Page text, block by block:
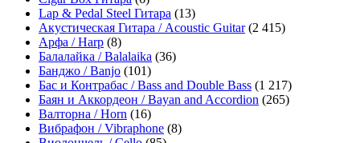
Lap & Pedal Steel Гитара (13)
Акустическая Гитара / Acoustic Guitar(2 415)
Арфа / Harp (8)
Балалайка / Balalaika (36)
Банджо / Banjo (101)
Бас и Контрабас / Bass and Double Bass (1 217)
Баян и Аккордеон / Bayan and Accordion (265)
Валторна / Horn (16)
Вибрафон / Vibraphone (8)